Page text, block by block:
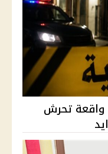
واقعة تحرش